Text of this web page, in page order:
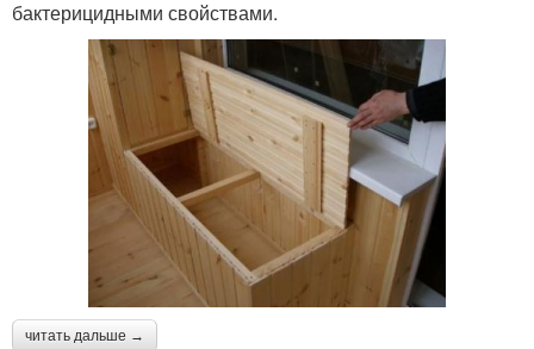
бактерицидными свойствами.
читать дальше →